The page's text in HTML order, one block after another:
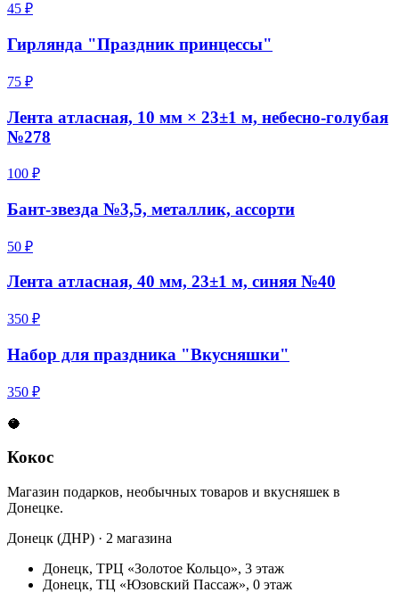
45 ₽
Гирлянда "Праздник принцессы"
75 ₽
Лента атласная, 10 мм × 23±1 м, небесно-голубая
№278
100 ₽
Бант-звезда №3,5, металлик, ассорти
50 ₽
Лента атласная, 40 мм, 23±1 м, синяя №40
350 ₽
Набор для праздника "Вкусняшки"
350 ₽
🥥
Кокос
Магазин подарков, необычных товаров и вкусняшек в
Донецке.
Донецк (ДНР) · 2 магазина
Донецк, ТРЦ «Золотое Кольцо», 3 этаж
Донецк, ТЦ «Юзовский Пассаж», 0 этаж